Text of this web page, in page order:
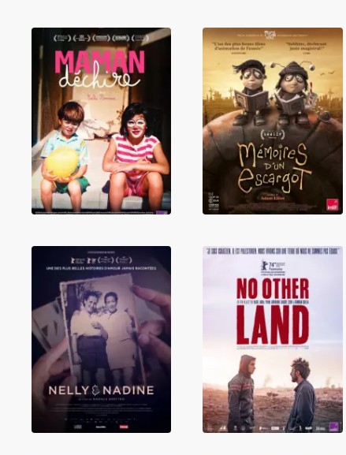
Maman déchire
Mémoires d'un
escargot
Nelly & Nadine No Other Land